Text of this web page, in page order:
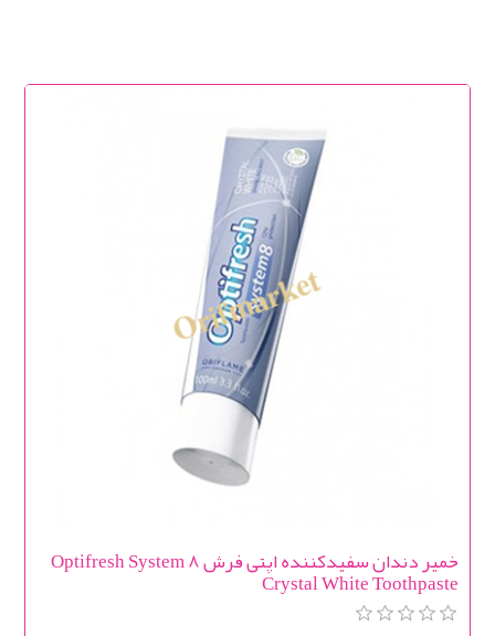
خمیر دندان سفیدکننده اپتی فرش Optifresh System 8
Crystal White Toothpaste